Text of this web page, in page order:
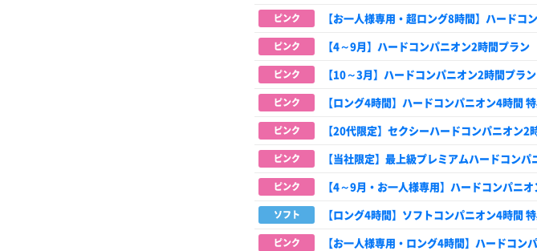
ピンク 【お一人様専用・超ロング8時間】ハードコ
ピンク 【4～9月】ハードコンパニオン2時間プラン
ピンク 【10～3月】ハードコンパニオン2時間プラン
ピンク 【ロング4時間】ハードコンパニオン4時間
ピンク 【20代限定】セクシーハードコンパニオン2
ピンク 【当社限定】最上級プレミアムハードコンパ
ピンク 【4～9月・お一人様専用】ハードコンパニ
ソフト 【ロング4時間】ソフトコンパニオン4時間
ピンク 【お一人様専用・ロング4時間】ハードコン